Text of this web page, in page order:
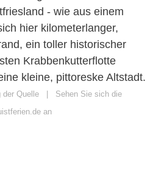
- wie aus einem
hier kilometerlanger,
ein toller historischer
Krabbenkutterflotte
kleine, pittoreske Altstadt.
der Quelle | Sehen Sie sich die
an